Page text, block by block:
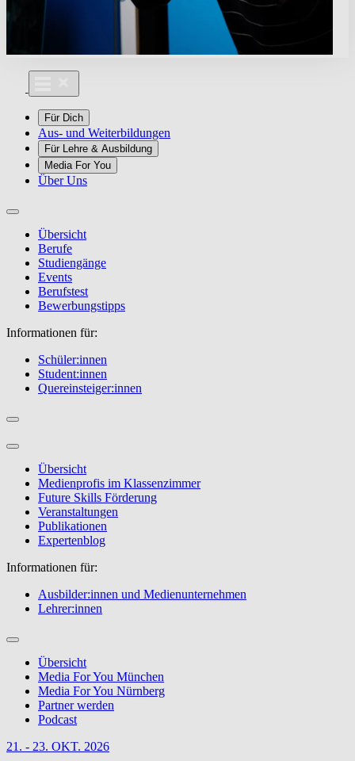
Für Dich
Aus- und Weiterbildungen
Für Lehre & Ausbildung
Media For You
Über Uns
Übersicht
Berufe
Studiengänge
Events
Berufstest
Bewerbungstipps
Informationen für:
Schüler:innen
Student:innen
Quereinsteiger:innen
Übersicht
Medienprofis im Klassenzimmer
Future Skills Förderung
Veranstaltungen
Publikationen
Expertenblog
Informationen für:
Ausbilder:innen und Medienunternehmen
Lehrer:innen
Übersicht
Media For You München
Media For You Nürnberg
Partner werden
Podcast
21. - 23. OKT. 2026